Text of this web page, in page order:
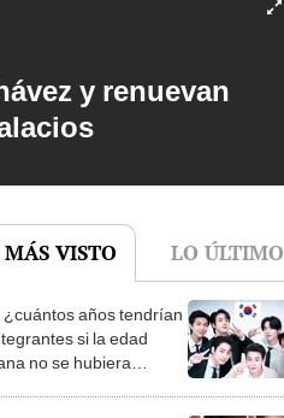
y renuevan
VISTO LO ÚLTIMO
¿cuántos años tendrían
si la edad
no se hubiera